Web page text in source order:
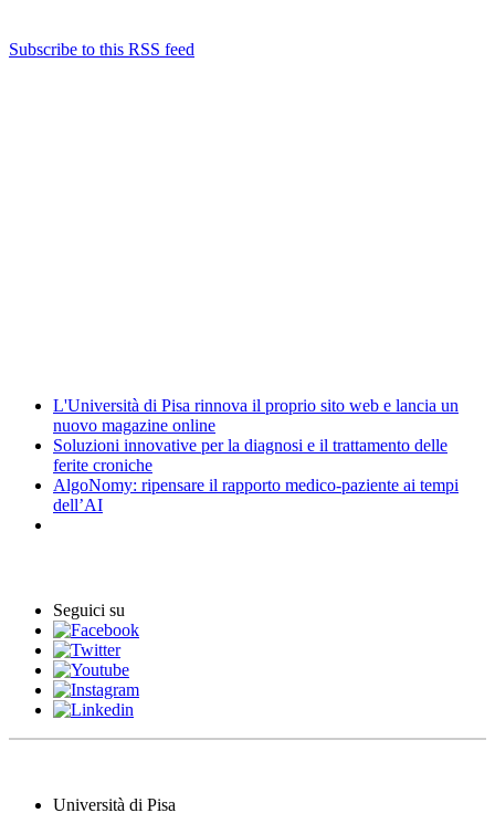
Subscribe to this RSS feed
L'Università di Pisa rinnova il proprio sito web e lancia un
nuovo magazine online
Soluzioni innovative per la diagnosi e il trattamento delle
ferite croniche
AlgoNomy: ripensare il rapporto medico-paziente ai tempi
dell’AI
Seguici su
Università di Pisa